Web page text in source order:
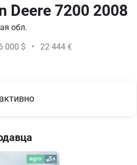
Deere 7200 2008
обл.
000 $ •
22 444 €